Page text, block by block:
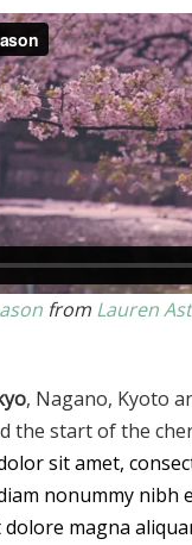
from Lauren
, Nagano, Kyoto
the start of the
sit amet,
nonummy nibh
magna